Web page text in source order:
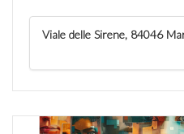
Viale delle Sirene, 84046